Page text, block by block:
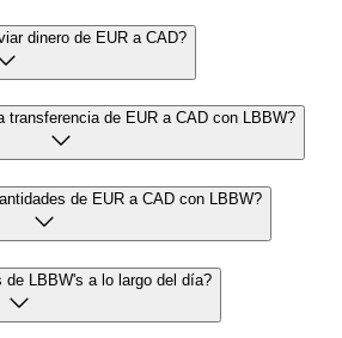
dinero de EUR a CAD?
transferencia de EUR a CAD con LBBW?
de EUR a CAD con LBBW?
LBBW's a lo largo del día?